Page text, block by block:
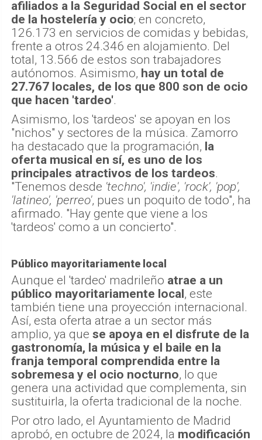
afiliados a la Seguridad Social en el sector
de la hostelería y ocio; en concreto,
126.173 en servicios de comidas y bebidas,
frente a otros 24.346 en alojamiento. Del
total, 13.566 de estos son trabajadores
autónomos. Asimismo, hay un total de
27.767 locales, de los que 800 son de ocio
que hacen 'tardeo'.
Asimismo, los 'tardeos' se apoyan en los
"nichos" y sectores de la música. Zamorro
ha destacado que la programación, la
oferta musical en sí, es uno de los
principales atractivos de los tardeos.
"Tenemos desde 'techno', 'indie', 'rock', 'pop',
'latineo', 'perreo', pues un poquito de todo", ha
afirmado. "Hay gente que viene a los
'tardeos' como a un concierto".
Público mayoritariamente local
Aunque el 'tardeo' madrileño atrae a un
público mayoritariamente local, este
también tiene una proyección internacional.
Así, esta oferta atrae a un sector más
amplio, ya que se apoya en el disfrute de la
gastronomía, la música y el baile en la
franja temporal comprendida entre la
sobremesa y el ocio nocturno, lo que
genera una actividad que complementa, sin
sustituirla, la oferta tradicional de la noche.
Por otro lado, el Ayuntamiento de Madrid
aprobó, en octubre de 2024, la modificación